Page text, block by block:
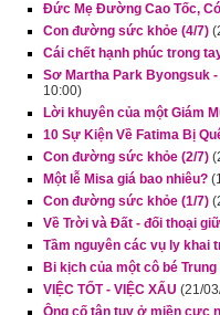
Đức Mẹ Đường Cao Tốc,
Con đường sức khỏe (4/7)
Cái chết hạnh phúc trong
Sơ Martha Park Byongsuk
10:00)
Lời khuyên của một Giám
10 Sự Kiện Về Fatima Bị
Con đường sức khỏe (2/7)
Một lễ Misa giá bao nhiêu?
Con đường sức khỏe (1/7)
Về Trời và Đất - đối thoại
Tầm nguyên các vụ ly khai
Bi kịch của một cô bé
VIỆC TỐT - VIỆC XẤU (21/
Ông cố tận tụy ở miền cực